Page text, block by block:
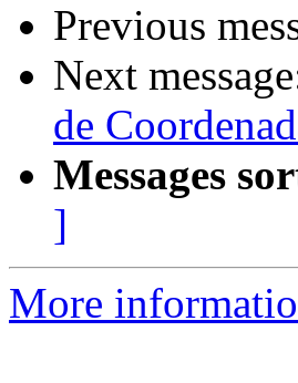
Previous
Next
de
Messages
]
More